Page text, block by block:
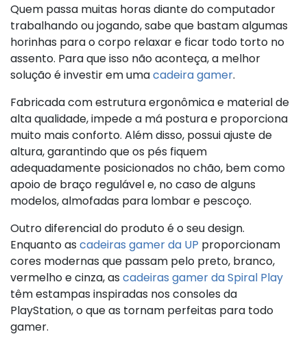
Quem passa muitas horas diante do computador
trabalhando ou jogando, sabe que bastam algumas
horinhas para o corpo relaxar e ficar todo torto no
assento. Para que isso não aconteça, a melhor
solução é investir em umacadeira gamer.
Fabricada com estrutura ergonômica e material de
alta qualidade, impede a má postura e proporciona
muito mais conforto. Além disso, possui ajuste de
altura, garantindo que os pés fiquem
adequadamente posicionados no chão, bem como
apoio de braço regulável e, no caso de alguns
modelos, almofadas para lombar e pescoço.
Outro diferencial do produto é o seu design.
Enquanto as cadeiras gamer da UP proporcionam
cores modernas que passam pelo preto, branco,
vermelho e cinza, as cadeiras gamer da Spiral Play
têm estampas inspiradas nos consoles da
PlayStation, o que as tornam perfeitas para todo
gamer.